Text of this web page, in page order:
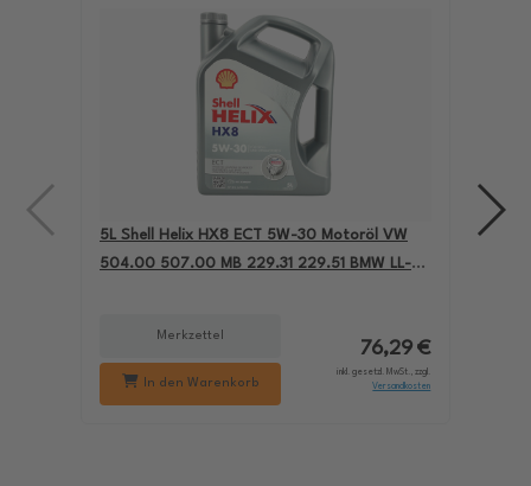
5L Shell Helix HX8 ECT 5W-30 Motoröl VW
504.00 507.00 MB 229.31 229.51 BMW LL-04
Merkzettel
In den Warenkorb
76,29 €
inkl. gesetzl. MwSt., zzgl.
Versandkosten